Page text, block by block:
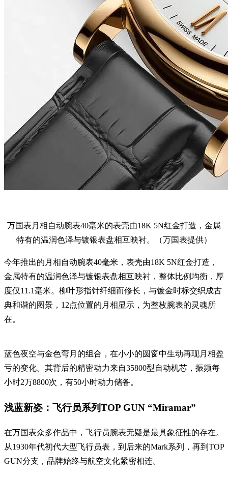
万国表月相自动腕表40毫米的表壳由18K 5N红金打造，金属
特有的温润色泽与镀银表盘相互映衬。（万国表提供）
今年推出的月相自动腕表40毫米，表壳由18K 5N红金打造，
金属特有的温润色泽与镀银表盘相互映衬，整体比例均衡，厚
度仅11.1毫米。柳叶形指针纤细而修长，与镀金时标交织成古
典和谐的图景，12点位置的月相显示，为整枚腕表的灵魂所
在。
蓝色夜空与金色弯月的组合，在小小的圆窗中生动再现月相盈
亏的变化。其背后的精密动力来自35800型自动机芯，振频每
小时2万8800次，有50小时动力储备。
浅蓝新姿：飞行员系列TOP GUN “Miramar”
在万国表众多作品中，飞行员腕表无疑是最具象征性的存在。
从1930年代初代大型飞行员表，到后来的Mark系列，再到TOP
GUN分支，品牌始终与航空文化紧密相连。